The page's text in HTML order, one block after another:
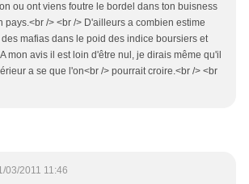
ou ont viens foutre le bordel dans ton buisness
pays.<br /> <br /> D'ailleurs a combien estime
mafias dans le poid des indice boursiers et
mon avis il est loin d'être nul, je dirais même qu'il
a se que l'on<br /> pourrait croire.<br /> <br
03/2011 11:46